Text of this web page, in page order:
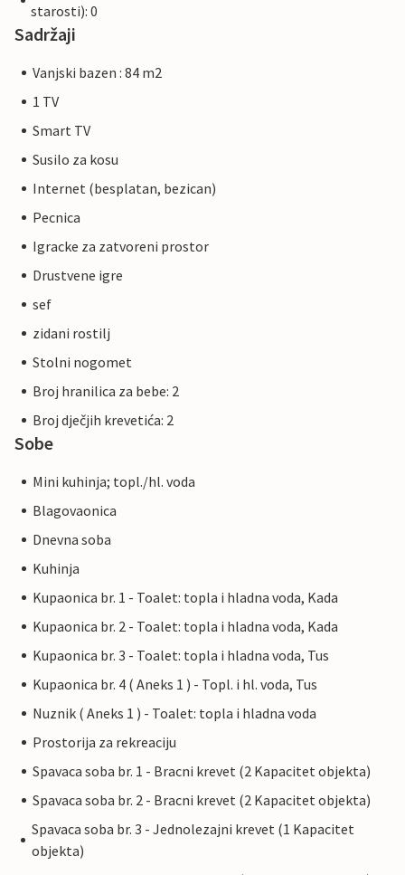
starosti): 0
Sadržaji
Vanjski bazen : 84 m2
1 TV
Smart TV
Susilo za kosu
Internet (besplatan, bezican)
Pecnica
Igracke za zatvoreni prostor
Drustvene igre
sef
zidani rostilj
Stolni nogomet
Broj hranilica za bebe: 2
Broj dječjih krevetića: 2
Sobe
Mini kuhinja; topl./hl. voda
Blagovaonica
Dnevna soba
Kuhinja
Kupaonica br. 1 - Toalet: topla i hladna voda, Kada
Kupaonica br. 2 - Toalet: topla i hladna voda, Kada
Kupaonica br. 3 - Toalet: topla i hladna voda, Tus
Kupaonica br. 4 ( Aneks 1 ) - Topl. i hl. voda, Tus
Nuznik ( Aneks 1 ) - Toalet: topla i hladna voda
Prostorija za rekreaciju
Spavaca soba br. 1 - Bracni krevet (2 Kapacitet objekta)
Spavaca soba br. 2 - Bracni krevet (2 Kapacitet objekta)
Spavaca soba br. 3 - Jednolezajni krevet (1 Kapacitet
objekta)